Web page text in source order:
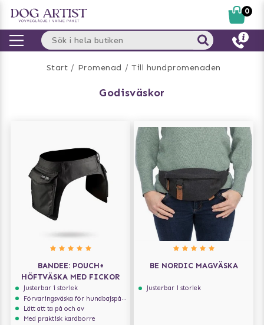
Start Promenad Till hundpromenaden
godisväskor
BANDEE: POUCH+
HÖFTVÄSKA MED FICKOR
Justerbar i storlek
Förvaringsväska för hundbajspåsar
Lätt att ta på och av
Med praktisk kardborre
BE NORDIC MAGVÄSKA
Justerbar i storlek
0